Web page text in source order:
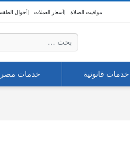
مواقيت الصلاة أسعار العملات أحوال
البحث عن:
خدمات قانونية خدمات